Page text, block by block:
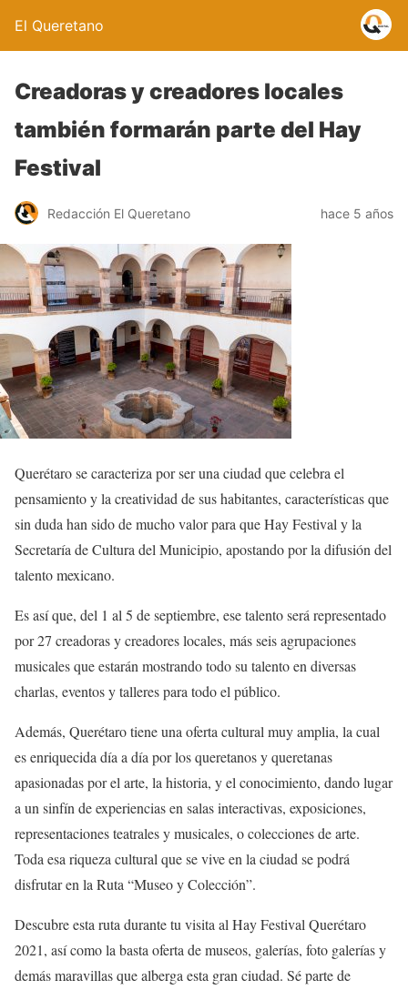
El Queretano
Creadoras y creadores locales
también formarán parte del Hay
Festival
Redacción El Queretano hace 5 años
Querétaro se caracteriza por ser una ciudad que celebra el
pensamiento y la creatividad de sus habitantes, características que
sin duda han sido de mucho valor para que Hay Festival y la
Secretaría de Cultura del Municipio, apostando por la difusión del
talento mexicano.
Es así que, del 1 al 5 de septiembre, ese talento será representado
por 27 creadoras y creadores locales, más seis agrupaciones
musicales que estarán mostrando todo su talento en diversas
charlas, eventos y talleres para todo el público.
Además, Querétaro tiene una oferta cultural muy amplia, la cual
es enriquecida día a día por los queretanos y queretanas
apasionadas por el arte, la historia, y el conocimiento, dando lugar
a un sinfín de experiencias en salas interactivas, exposiciones,
representaciones teatrales y musicales, o colecciones de arte.
Toda esa riqueza cultural que se vive en la ciudad se podrá
disfrutar en la Ruta “Museo y Colección”.
Descubre esta ruta durante tu visita al Hay Festival Querétaro
2021, así como la basta oferta de museos, galerías, foto galerías y
demás maravillas que alberga esta gran ciudad. Sé parte de